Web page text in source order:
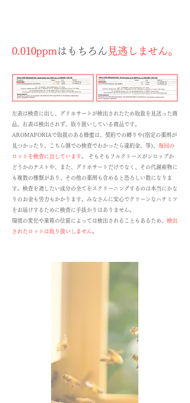
0.010ppmはもちろん 見逃しません。
左表は検査に出し、グリホサートが検出されたため取扱を見送った商
品、右表は検出されず、取り扱いしている商品です。
AROMAFORIAで取扱のある蜂蜜は、契約での縛りや(指定の薬剤が
見つかったり、こちら側での検査でわかったら違約金、等)、 毎回の
ロットを検査に出しています 。 そもそもフルクトースがシロップか
どうかのテストや、また、グリホサートだけでなく、その代謝産物に
も複数の種類があり、その他の薬剤も含めると恐ろしい数になりま
す。検査を通したい成分の全てをスクリーニングするのは本当にかな
りのお金も労力もかかります。みなさんに安心でクリーンなハチミツ
をお届けするために検査に手抜かりはありません。
環境の変化や巣箱の位置によっては検出されることもあるため、 検出
されたロットは取り扱いしません。